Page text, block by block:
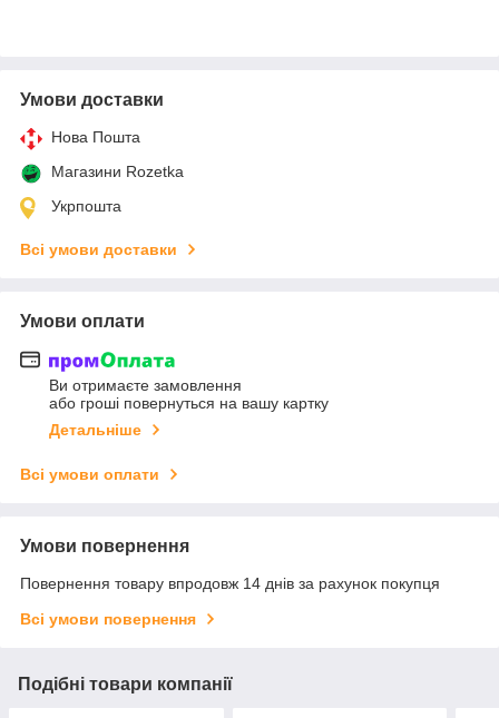
Умови доставки
Нова Пошта
Магазини Rozetka
Укрпошта
Всі умови доставки
Умови оплати
Ви отримаєте замовлення
або гроші повернуться на вашу картку
Детальніше
Всі умови оплати
Умови повернення
Повернення товару впродовж 14 днів за рахунок покупця
Всі умови повернення
Подібні товари компанії